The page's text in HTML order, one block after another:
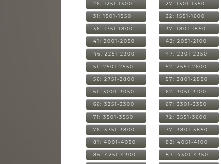
26: 1251-1300 27: 1301-1350
31: 1501-1550 32: 1551-1600
36: 1751-1800 37: 1801-1850
41: 2001-2050 42: 2051-2100
46: 2251-2300 47: 2301-2350
51: 2501-2550 52: 2551-2600
56: 2751-2800 57: 2801-2850
61: 3001-3050 62: 3051-3100
66: 3251-3300 67: 3301-3350
71: 3501-3550 72: 3551-3600
76: 3751-3800 77: 3801-3850
81: 4001-4050 82: 4051-4100
86: 4251-4300 87: 4301-4350